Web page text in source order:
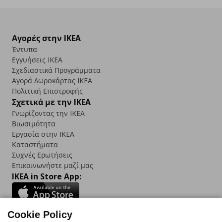
Αγορές στην IKEA
Έντυπα
Εγγυήσεις IKEA
Σχεδιαστικά Προγράμματα
Αγορά Δωρoκάρτας IKEA
Πολιτική Επιστροφής
Σχετικά με την IKEA
Γνωρίζοντας την IKEA
Βιωσιμότητα
Εργασία στην IKEA
Καταστήματα
Συχνές Ερωτήσεις
Επικοινωνήστε μαζί μας
IKEA in Store App:
Cookie Policy